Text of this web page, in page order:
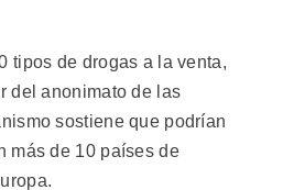
tipos de drogas a la venta,
del anonimato de las
sostiene que podrían
más de 10 países de